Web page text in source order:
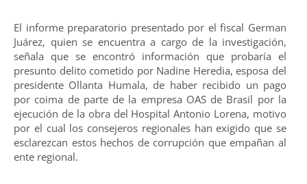
El informe preparatorio presentado por el fiscal German
Juárez, quien se encuentra a cargo de la investigación,
señala que se encontró información que probaría el
presunto delito cometido por Nadine Heredia, esposa del
presidente Ollanta Humala, de haber recibido un pago
por coima de parte de la empresa OAS de Brasil por la
ejecución de la obra del Hospital Antonio Lorena, motivo
por el cual los consejeros regionales han exigido que se
esclarezcan estos hechos de corrupción que empañan al
ente regional.